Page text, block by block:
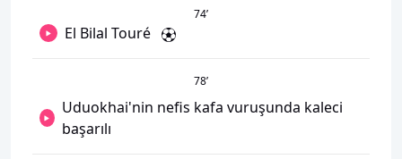
74’
El Bilal Touré
78’
Uduokhai'nin nefis kafa vuruşunda kaleci
başarılı